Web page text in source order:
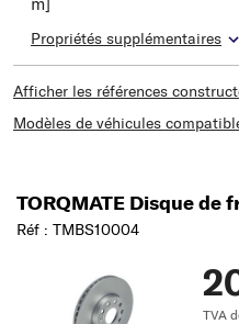
Propriétés supplémentaires
Afficher les références
Modèles de véhicules
TORQMATE Disque de
Réf : TMBS10004
TVA